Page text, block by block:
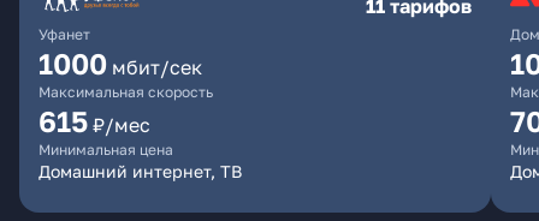
Уфанет
11 тарифов
1000 мбит/сек
Максимальная скорость
615 ₽/мес
Минимальная цена
Домашний интернет, ТВ